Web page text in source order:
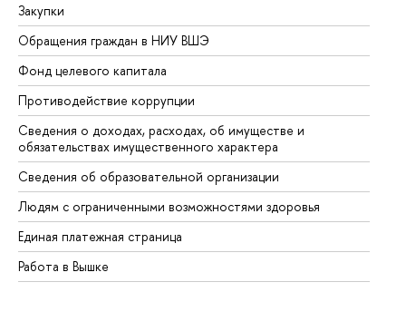
Закупки
Обращения граждан в НИУ ВШЭ
Фонд целевого капитала
Противодействие коррупции
Сведения о доходах, расходах, об имуществе и
обязательствах имущественного характера
Сведения об образовательной организации
Людям с ограниченными возможностями здоровья
Единая платежная страница
Работа в Вышке